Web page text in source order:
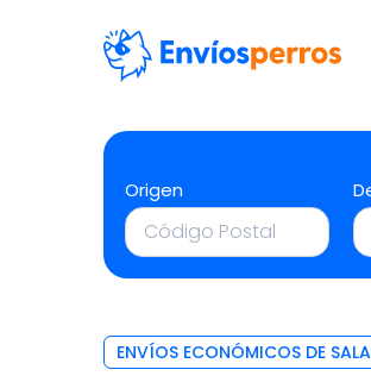
Origen
ENVÍOS ECONÓMICOS DE